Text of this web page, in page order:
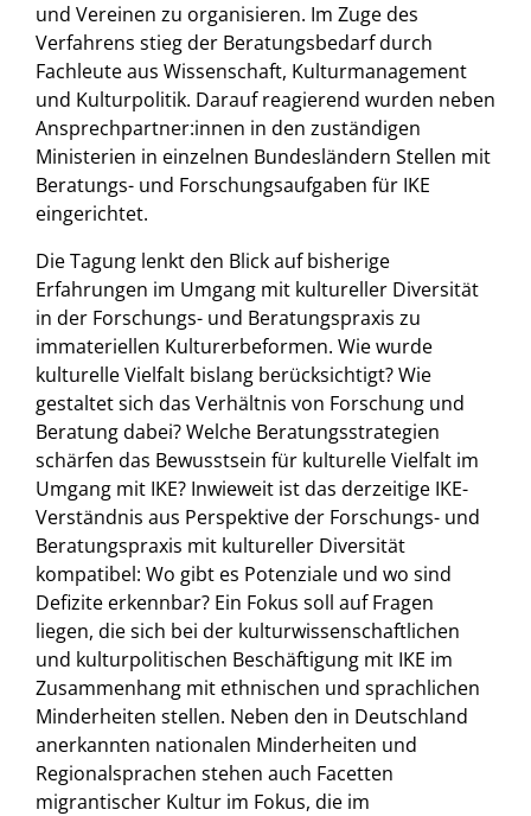
und Vereinen zu organisieren. Im Zuge des
Verfahrens stieg der Beratungsbedarf durch
Fachleute aus Wissenschaft, Kulturmanagement
und Kulturpolitik. Darauf reagierend wurden neben
Ansprechpartner:innen in den zuständigen
Ministerien in einzelnen Bundesländern Stellen mit
Beratungs- und Forschungsaufgaben für IKE
eingerichtet.
Die Tagung lenkt den Blick auf bisherige
Erfahrungen im Umgang mit kultureller Diversität
in der Forschungs- und Beratungspraxis zu
immateriellen Kulturerbeformen. Wie wurde
kulturelle Vielfalt bislang berücksichtigt? Wie
gestaltet sich das Verhältnis von Forschung und
Beratung dabei? Welche Beratungsstrategien
schärfen das Bewusstsein für kulturelle Vielfalt im
Umgang mit IKE? Inwieweit ist das derzeitige IKE-
Verständnis aus Perspektive der Forschungs- und
Beratungspraxis mit kultureller Diversität
kompatibel: Wo gibt es Potenziale und wo sind
Defizite erkennbar? Ein Fokus soll auf Fragen
liegen, die sich bei der kulturwissenschaftlichen
und kulturpolitischen Beschäftigung mit IKE im
Zusammenhang mit ethnischen und sprachlichen
Minderheiten stellen. Neben den in Deutschland
anerkannten nationalen Minderheiten und
Regionalsprachen stehen auch Facetten
migrantischer Kultur im Fokus, die im